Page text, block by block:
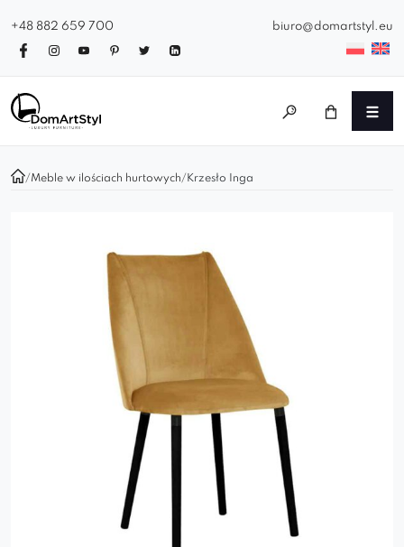
+48 882 659 700 biuro@domartstyl.eu
/Meble w ilościach hurtowych/ Krzesło Inga